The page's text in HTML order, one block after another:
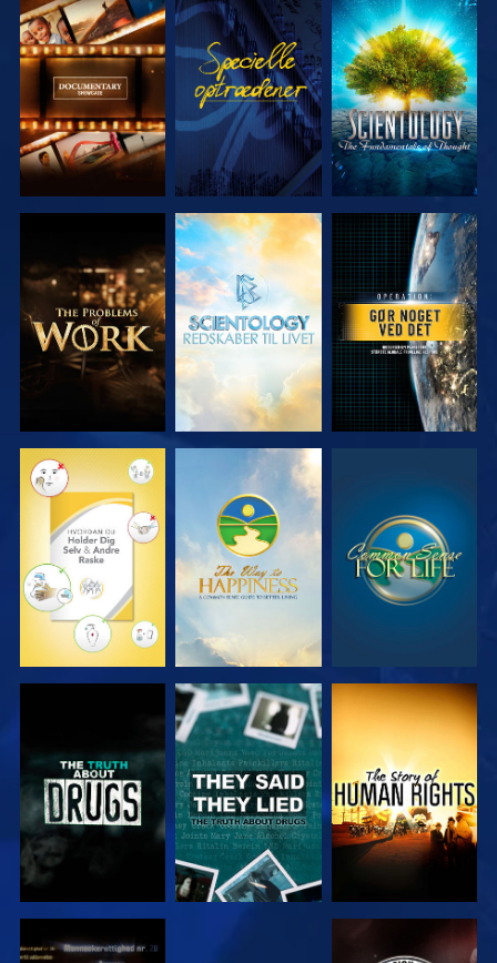
UDFORSK
SERIEN
SE
UDFORSK
SERIEN
UDFORSK
SERIEN
UDFORSK
SERIEN
SE
SE SE SE
SE SE